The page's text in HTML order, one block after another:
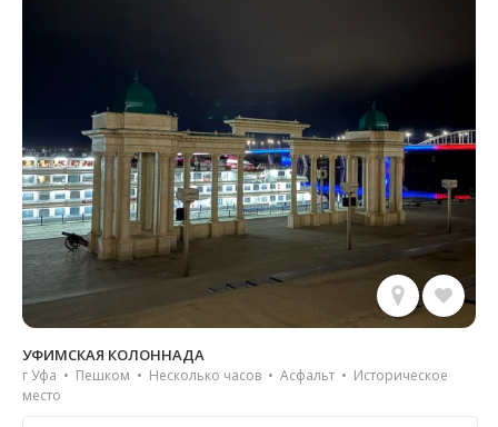
УФИМСКАЯ КОЛОННАДА
г Уфа • Пешком • Несколько часов • Асфальт • Историческое
место